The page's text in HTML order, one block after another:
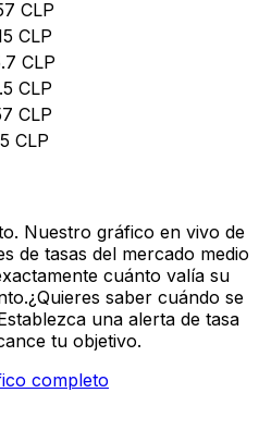
CLP
CLP
CLP
CLP
CLP
CLP
Nuestro gráfico en vivo de
de tasas del mercado medio
cuánto valía su
saber cuándo se
una alerta de tasa
tu objetivo.
completo